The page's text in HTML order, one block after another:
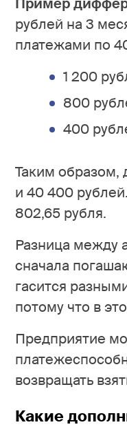
рублей на 3
платежами по
1 200
800
400
Таким образом,
и 40 400
802,65 рубля.
Разница между
сначала
гасится
потому что в
Предприятие
возвращать
Какие